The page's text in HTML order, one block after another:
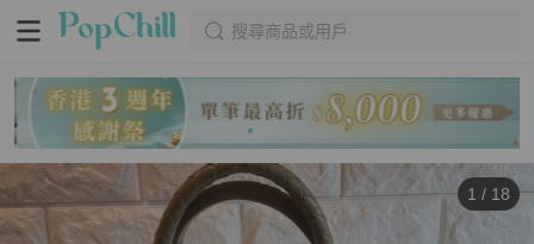
搜尋商品或用戶
1 / 18